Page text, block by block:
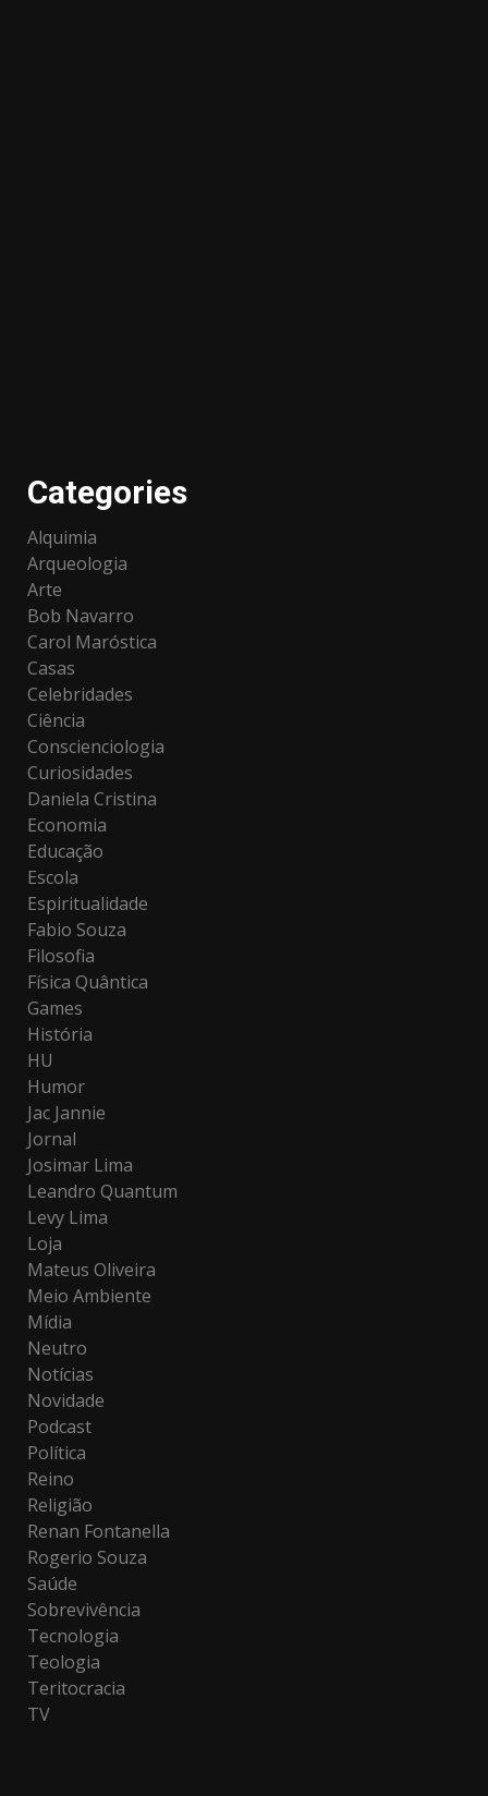
Categories
Alquimia
Arqueologia
Arte
Bob Navarro
Carol Maróstica
Casas
Celebridades
Ciência
Conscienciologia
Curiosidades
Daniela Cristina
Economia
Educação
Escola
Espiritualidade
Fabio Souza
Filosofia
Física Quântica
Games
História
HU
Humor
Jac Jannie
Jornal
Josimar Lima
Leandro Quantum
Levy Lima
Loja
Mateus Oliveira
Meio Ambiente
Mídia
Neutro
Notícias
Novidade
Podcast
Política
Reino
Religião
Renan Fontanella
Rogerio Souza
Saúde
Sobrevivência
Tecnologia
Teologia
Teritocracia
TV